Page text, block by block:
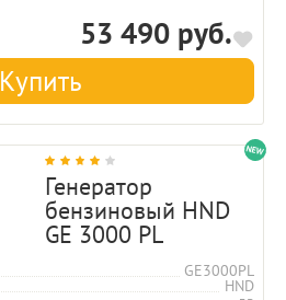
53 490 руб.
Купить
Генератор
бензиновый HND
GE 3000 PL
GE3000PL
HND